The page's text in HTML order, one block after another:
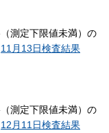
測定下限値未満）の
11月13日検査結果
測定下限値未満）の
12月11日検査結果